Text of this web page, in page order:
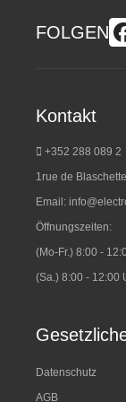
FOLGEN
Kontakt
+352 288 089 2
1rue de
Email:
Öffnungszeiten:
(Mo-Fr.) 8:00 -
(Sa.) 8:00 - 12:00
Datenschutz
AGB